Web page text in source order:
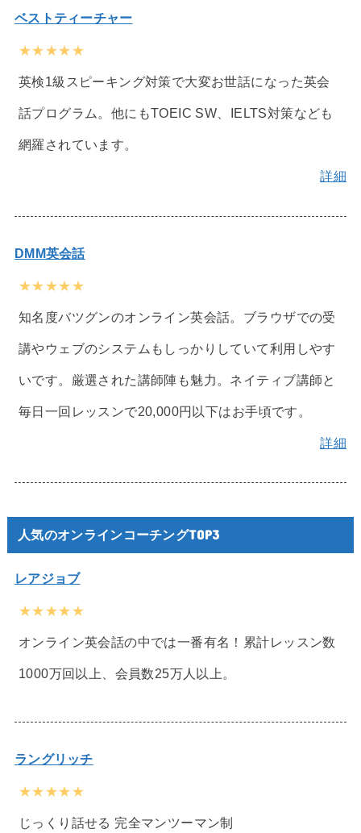
ベストティーチャー
★★★★★
英検1級スピーキング対策で大変お世話になった英会
話プログラム。他にもTOEIC SW、IELTS対策なども
網羅されています。
詳細
DMM英会話
★★★★★
知名度バツグンのオンライン英会話。ブラウザでの受
講やウェブのシステムもしっかりしていて利用しやす
いです。厳選された講師陣も魅力。ネイティブ講師と
毎日一回レッスンで20,000円以下はお手頃です。
詳細
人気のオンラインコーチングTOP3
レアジョブ
★★★★★
オンライン英会話の中では一番有名！累計レッスン数
1000万回以上、会員数25万人以上。
ラングリッチ
★★★★★
じっくり話せる 完全マンツーマン制